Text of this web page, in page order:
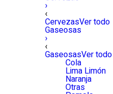
›
‹
CervezasVer todo
Gaseosas
›
‹
GaseosasVer todo
Cola
Lima Limón
Naranja
Otras